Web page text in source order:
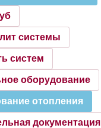
системы
систем
оборудование
отопления
документация